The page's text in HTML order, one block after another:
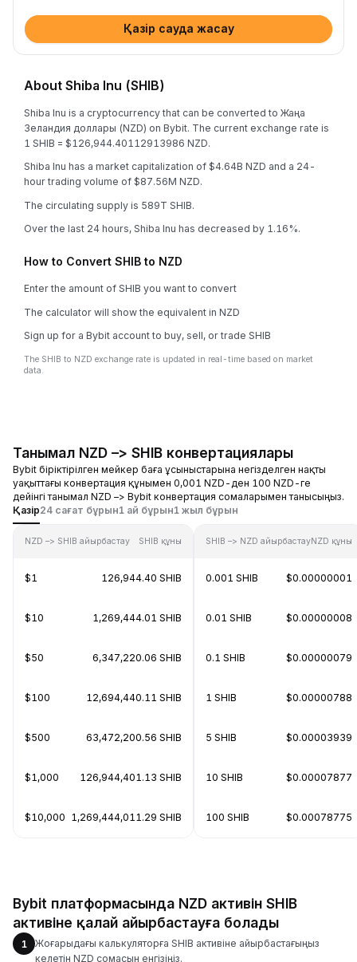
Қазір сауда жасау
About Shiba Inu (SHIB)
Shiba Inu is a cryptocurrency that can be converted to Жаңа
Зеландия доллары (NZD) on Bybit. The current exchange rate is
1 SHIB = $126,944.40112913986 NZD.
Shiba Inu has a market capitalization of $4.64B NZD and a 24-
hour trading volume of $87.56M NZD.
The circulating supply is 589T SHIB.
Over the last 24 hours, Shiba Inu has decreased by 1.16%.
How to Convert SHIB to NZD
Enter the amount of SHIB you want to convert
The calculator will show the equivalent in NZD
Sign up for a Bybit account to buy, sell, or trade SHIB
The SHIB to NZD exchange rate is updated in real-time based on market
data.
Танымал NZD –> SHIB конвертациялары
Bybit біріктірілген мейкер баға ұсыныстарына негізделген нақты
уақыттағы конвертация құнымен 0,001 NZD-ден 100 NZD-ге
дейінгі танымал NZD –> Bybit конвертация сомаларымен танысыңыз.
Қазір24 сағат бұрын1 ай бұрын1 жыл бұрын
NZD –> SHIB айырбастау SHIB құны
$1 126,944.40 SHIB
$10 1,269,444.01 SHIB
$50 6,347,220.06 SHIB
$100 12,694,440.11 SHIB
$500 63,472,200.56 SHIB
$1,000 126,944,401.13 SHIB
$10,000 1,269,444,011.29 SHIB
SHIB –> NZD айырбастауNZD құны
0.001 SHIB $0.00000001
0.01 SHIB $0.00000008
0.1 SHIB $0.00000079
1 SHIB $0.00000788
5 SHIB $0.00003939
10 SHIB $0.00007877
100 SHIB $0.00078775
Bybit платформасында NZD активін SHIB
активіне қалай айырбастауға болады
1
Жоғарыдағы калькуляторға SHIB активіне айырбастағыңыз
келетін NZD сомасын енгізіңіз.